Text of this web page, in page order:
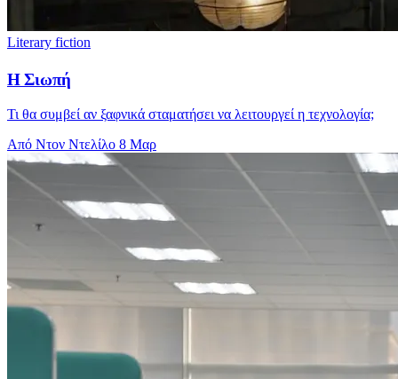
Literary fiction
Η Σιωπή
Τι θα συμβεί αν ξαφνικά σταματήσει να λειτουργεί η τεχνολογία;
Από Ντον Ντελίλο 8 Μαρ